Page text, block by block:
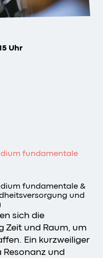
Uhr
fundamentale
fundamentale &
und
sich die
Zeit und Raum, um
Ein kurzweiliger
und